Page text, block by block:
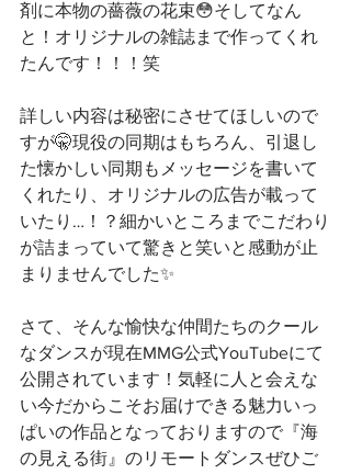
剤に本物の薔薇の花束😳そしてなん
と！オリジナルの雑誌まで作ってくれ
たんです！！！笑
詳しい内容は秘密にさせてほしいので
すが🤫現役の同期はもちろん、引退し
た懐かしい同期もメッセージを書いて
くれたり、オリジナルの広告が載って
いたり…！？細かいところまでこだわり
が詰まっていて驚きと笑いと感動が止
まりませんでした✨
さて、そんな愉快な仲間たちのクール
なダンスが現在MMG公式YouTubeにて
公開されています！気軽に人と会えな
い今だからこそお届けできる魅力いっ
ぱいの作品となっておりますので『海
の見える街』のリモートダンスぜひご